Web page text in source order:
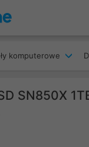
komputerowe
SN850X